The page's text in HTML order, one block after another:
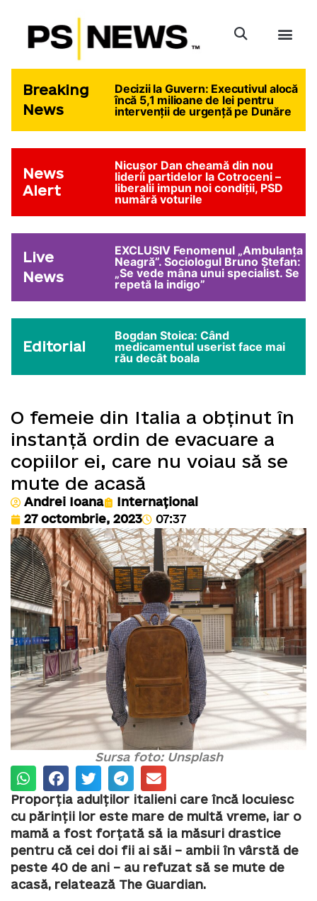
Breaking
News
Decizii la Guvern: Executivul alocă
încă 5,1 milioane de lei pentru
intervenții de urgență pe Dunăre
News
Alert
Nicușor Dan cheamă din nou
liderii partidelor la Cotroceni –
liberalii impun noi condiții, PSD
numără voturile
Live
News
EXCLUSIV Fenomenul „Ambulanța
Neagră”. Sociologul Bruno Ștefan:
„Se vede mâna unui specialist. Se
repetă la indigo”
Editorial
Bogdan Stoica: Când
medicamentul userist face mai
rău decât boala
O femeie din Italia a obținut în
instanță ordin de evacuare a
copiilor ei, care nu voiau să se
mute de acasă
Andrei Ioana
Internațional
27 octombrie, 2023
07:37
Sursa foto: Unsplash
Proporția adulților italieni care încă locuiesc
cu părinții lor este mare de multă vreme, iar o
mamă a fost forțată să ia măsuri drastice
pentru că cei doi fii ai săi – ambii în vârstă de
peste 40 de ani – au refuzat să se mute de
acasă, relatează The Guardian.